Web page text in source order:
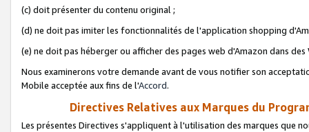
(c) doit présenter du contenu original ;
(d) ne doit pas imiter les fonctionnalités de l'application shopping
(e) ne doit pas héberger ou afficher des pages web d'Amazon dans
Nous examinerons votre demande avant de vous notifier son
Mobile acceptée aux fins de l'Accord.
Directives Relatives aux Marques du
Les présentes Directives s'appliquent à l'utilisation des marques que